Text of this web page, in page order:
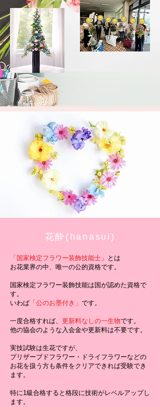
花酔(hanasui)
「国家検定フラワー装飾技能士」 とは
お花業界の中、唯一の公的資格です。
国家検定フラワー装飾技能は国が認めた資格で
す。
いわば 「公のお墨付き」 です。
一度合格すれば、 更新料なしの一生物です。
他の協会のような入会金や更新料は不要です。
実技試験は生花ですが、
プリザーブドフラワー・ドライフラワーなどの
お花を扱う方も条件をクリアできれば受験でき
ます。
特に1級合格すると格段に技術がレベルアップし
ます。